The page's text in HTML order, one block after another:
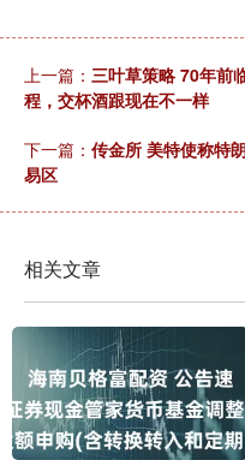
上一篇： 三叶草策略 70年前
程，交杯酒跟现在不一样
下一篇： 传金所 美特使称特
易区
相关文章